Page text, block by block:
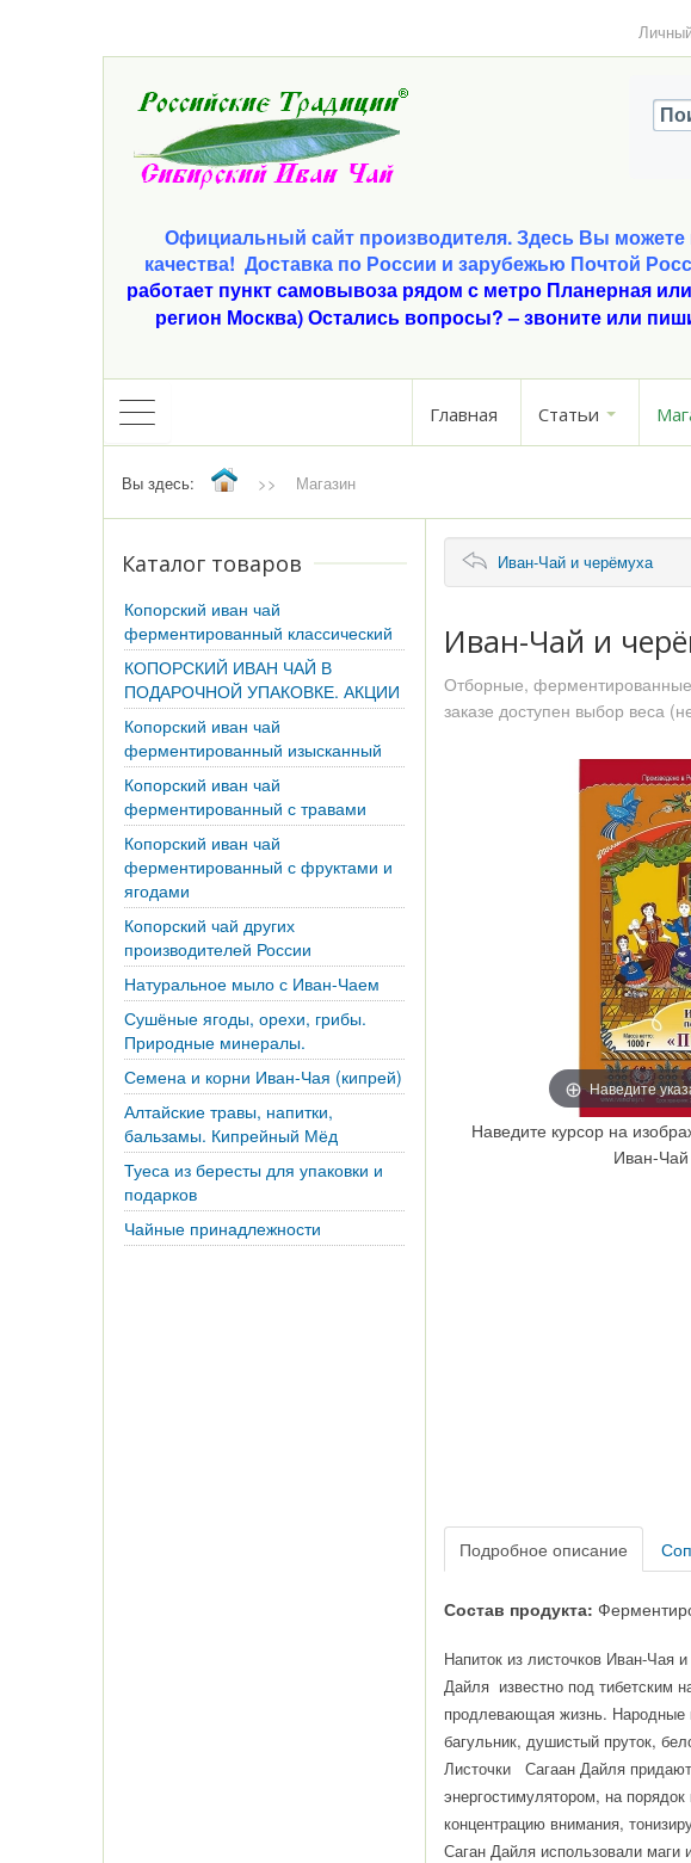
Официальный сайт производителя. Здесь Вы
качества! Доставка по России и зарубежью Почтой
работает пункт самовывоза рядом с метро Планерная
регион Москва) Остались вопросы? – звоните или
Главная Статьи
Вы здесь: >> Магазин
Каталог товаров
Копорский иван чай
ферментированный классический
КОПОРСКИЙ ИВАН ЧАЙ В
ПОДАРОЧНОЙ УПАКОВКЕ. АКЦИИ
Копорский иван чай
ферментированный изысканный
Копорский иван чай
ферментированный с травами
Копорский иван чай
ферментированный с фруктами и
ягодами
Копорский чай других
производителей России
Натуральное мыло с Иван-Чаем
Сушёные ягоды, орехи, грибы.
Природные минералы.
Семена и корни Иван-Чая (кипрей)
Алтайские травы, напитки,
бальзамы. Кипрейный Мёд
Туеса из бересты для упаковки и
подарков
Чайные принадлежности
Иван-Чай и черёмуха
Иван-Чай и
Отборные, ферментированные
заказе доступен выбор веса
Наведите
Наведите курсор на
Иван-
Подробное описание
Состав продукта:
Напиток из листочков Иван-Чая
Дайля известно под тибетским
продлевающая жизнь. Народные
багульник, душистый пруток,
Листочки Сагаан Дайля
энергостимулятором, на
концентрацию внимания,
Саган Дайля использовали маги